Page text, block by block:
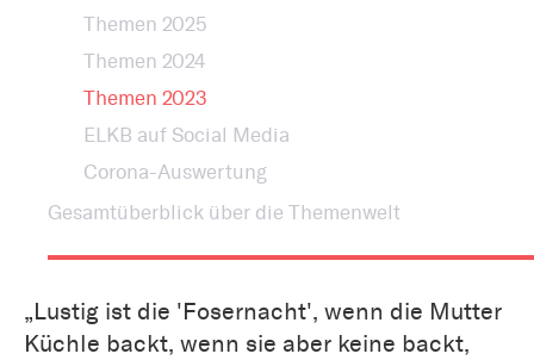
Themen 2025
Themen 2024
Themen 2023
ELKB auf Social Media
Corona-Auswertung
Gesamtüberblick über die Themenwelt
„Lustig ist die 'Fosernacht', wenn die Mutter
Küchle backt, wenn sie aber keine backt,